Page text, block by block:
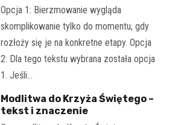
Opcja 1: Bierzmowanie wygląda
skomplikowanie tylko do momentu, gdy
rozłoży się je na konkretne etapy. Opcja
2: Dla tego tekstu wybrana została opcja
1. Jeśli…
Modlitwa do Krzyża Świętego –
tekst i znaczenie